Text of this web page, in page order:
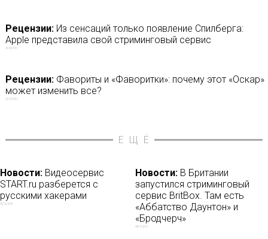
Рецензии:Из сенсаций только появление Спилберга:
Apple представила свой стриминговый сервис
25/03/2019
Рецензии:Фавориты и «Фаворитки»: почему этот «Оскар»
может изменить все?
22/01/2019
ЕЩЁ
Новости: Видеосервис
START.ru разберется с
русскими хакерами
25/01/2018
Новости: В Британии
запустился стриминговый
сервис BritBox. Там есть
«Аббатство Даунтон» и
«Бродчерч»
08/11/2019